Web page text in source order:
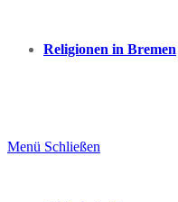
Religionen in Bremen
Menü Schließen